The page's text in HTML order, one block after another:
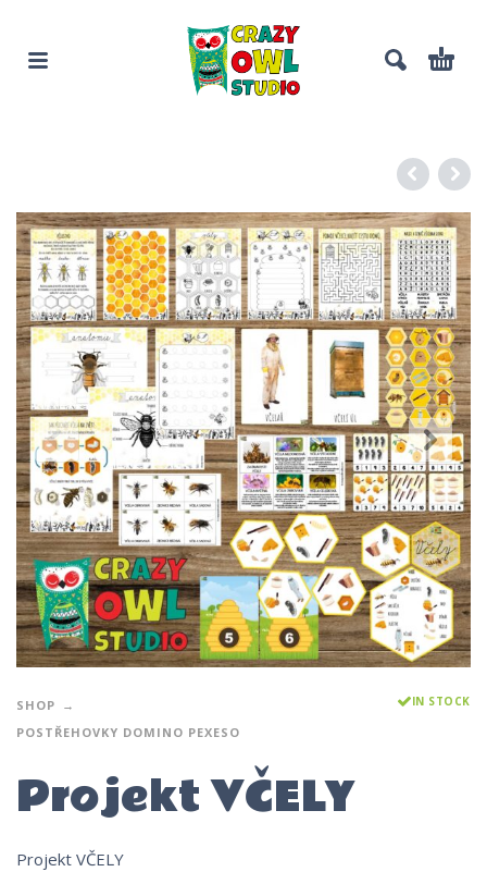
SHOP
POSTŘEHOVKY DOMINO PEXESO
IN STOCK
Projekt VČELY
Projekt VČELY